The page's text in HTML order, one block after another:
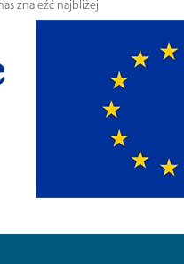
znaleźć najbliżej